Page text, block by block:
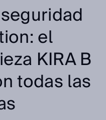
el
KIRA B
todas las